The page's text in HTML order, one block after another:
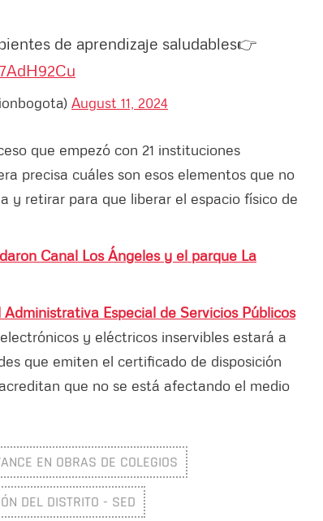
de aprendizaje saludables👉
August 11, 2024
que empezó con 21 instituciones
precisa cuáles son esos elementos que no
y retirar para que liberar el espacio físico de
Canal Los Ángeles y el parque La
Administrativa Especial de Servicios Públicos
y eléctricos inservibles estará a
que emiten el certificado de disposición
que no se está afectando el medio
EN OBRAS DE COLEGIOS
DEL DISTRITO - SED